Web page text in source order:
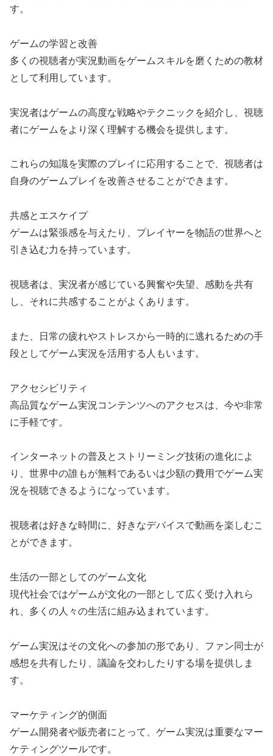
す。
ゲームの学習と改善
多くの視聴者が実況動画をゲームスキルを磨くための教材
として利用しています。
実況者はゲームの高度な戦略やテクニックを紹介し、視聴
者にゲームをより深く理解する機会を提供します。
これらの知識を実際のプレイに応用することで、視聴者は
自身のゲームプレイを改善させることができます。
共感とエスケイプ
ゲームは緊張感を与えたり、プレイヤーを物語の世界へと
引き込む力を持っています。
視聴者は、実況者が感じている興奮や失望、感動を共有
し、それに共感することがよくあります。
また、日常の疲れやストレスから一時的に逃れるための手
段としてゲーム実況を活用する人もいます。
アクセシビリティ
高品質なゲーム実況コンテンツへのアクセスは、今や非常
に手軽です。
インターネットの普及とストリーミング技術の進化によ
り、世界中の誰もが無料であるいは少額の費用でゲーム実
況を視聴できるようになっています。
視聴者は好きな時間に、好きなデバイスで動画を楽しむこ
とができます。
生活の一部としてのゲーム文化
現代社会ではゲームが文化の一部として広く受け入れら
れ、多くの人々の生活に組み込まれています。
ゲーム実況はその文化への参加の形であり、ファン同士が
感想を共有したり、議論を交わしたりする場を提供しま
す。
マーケティング的側面
ゲーム開発者や販売者にとって、ゲーム実況は重要なマー
ケティングツールです。